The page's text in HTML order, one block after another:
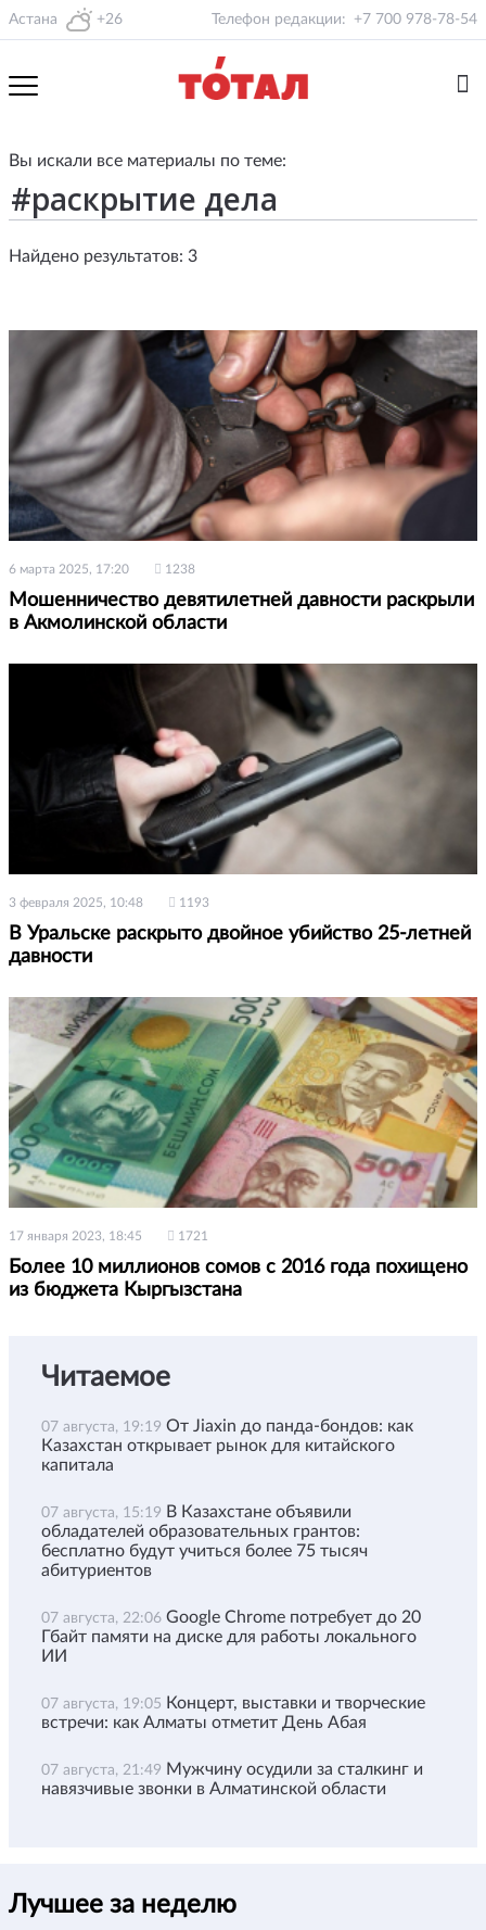
Астана +26 Телефон редакции: +7 700 978-78-54
Вы искали все материалы по теме:
Найдено результатов: 3
6 марта 2025, 17:20 1238
Мошенничество девятилетней давности раскрыли
в Акмолинской области
3 февраля 2025, 10:48 1193
В Уральске раскрыто двойное убийство 25-летней
давности
17 января 2023, 18:45 1721
Более 10 миллионов сомов с 2016 года похищено
из бюджета Кыргызстана
Читаемое
07 августа, 19:19 От Jiaxin до панда-бондов: как
Казахстан открывает рынок для китайского
капитала
07 августа, 15:19 В Казахстане объявили
обладателей образовательных грантов:
бесплатно будут учиться более 75 тысяч
абитуриентов
07 августа, 22:06 Google Chrome потребует до 20
Гбайт памяти на диске для работы локального
ИИ
07 августа, 19:05 Концерт, выставки и творческие
встречи: как Алматы отметит День Абая
07 августа, 21:49 Мужчину осудили за сталкинг и
навязчивые звонки в Алматинской области
Лучшее за неделю